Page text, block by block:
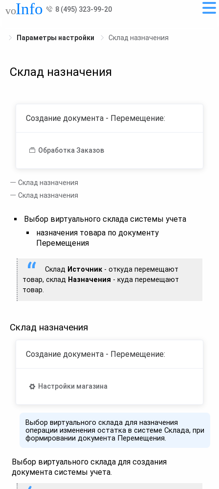
8 (495) 323-99-20
Параметры настройки Склад назначения
Склад назначения
Создание документа - Перемещение:
Обработка Заказов
Склад назначения
Склад назначения
Выбор виртуального склада системы учета
назначения товара по документу
Перемещения
Склад Источник - откуда перемещают
товар, склад Назначения - куда перемещают
товар.
Склад назначения
Создание документа - Перемещение:
Настройки магазина
Выбор виртуального склада для назначения
операции изменения остатка в системе Склада, при
формировании документа Перемещения.
Выбор виртуального склада для создания
документа системы учета.